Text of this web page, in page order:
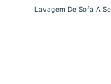
Lavagem De Sofá A